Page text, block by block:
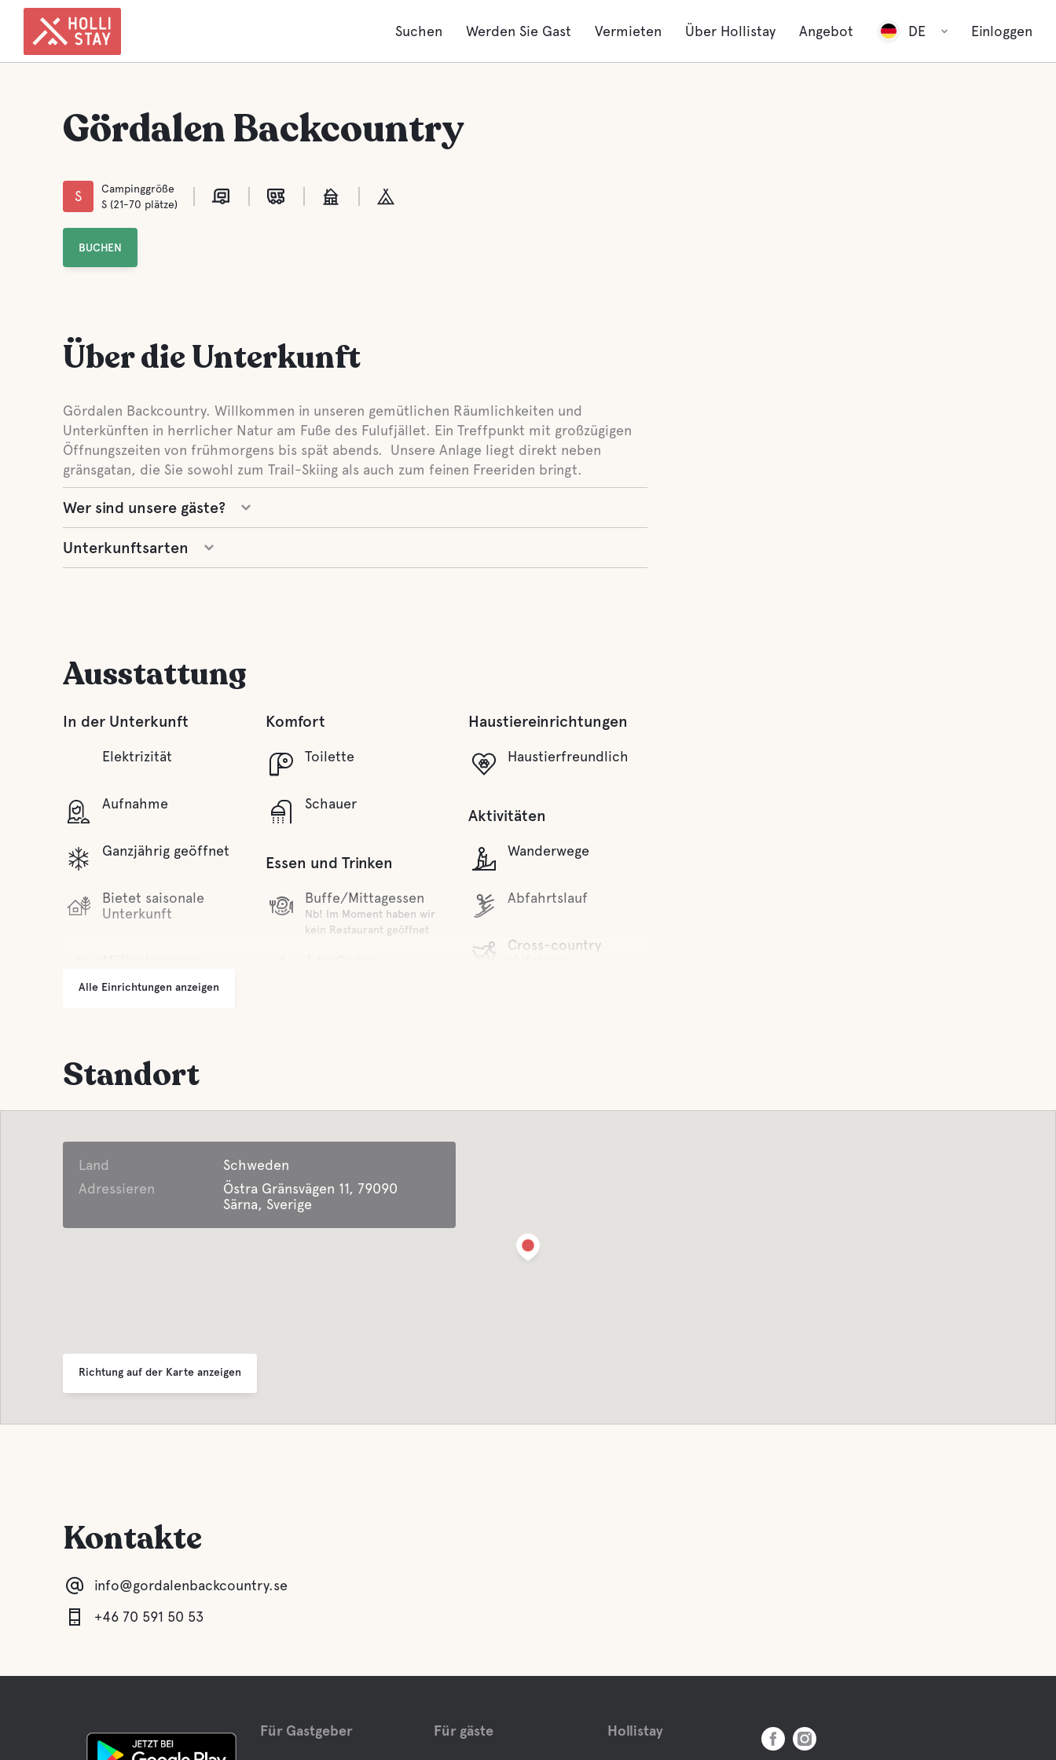
Suchen Werden Sie Gast Vermieten Über Hollistay Angebot DE Einloggen
Gördalen Backcountry
S
Campinggröße
S (21-70 plätze)
BUCHEN
Über die Unterkunft
Gördalen Backcountry. Willkommen in unseren gemütlichen Räumlichkeiten und
Unterkünften in herrlicher Natur am Fuße des Fulufjället. Ein Treffpunkt mit großzügigen
Öffnungszeiten von frühmorgens bis spät abends. Unsere Anlage liegt direkt neben
gränsgatan, die Sie sowohl zum Trail-Skiing als auch zum feinen Freeriden bringt.
Wer sind unsere gäste?
Unterkunftsarten
Ausstattung
In der Unterkunft
Elektrizität
Aufnahme
Ganzjährig geöffnet
Bietet saisonale
Unterkunft
Komfort
Toilette
Schauer
Essen und Trinken
Buffe/Mittagessen
Nb! Im Moment haben wir
kein Restaurant geöffnet
Haustiereinrichtungen
Haustierfreundlich
Aktivitäten
Wanderwege
Abfahrtslauf
Cross-country
Alle Einrichtungen anzeigen
Standort
Land
Schweden
Adressieren
Östra Gränsvägen 11, 79090
Särna, Sverige
Richtung auf der Karte anzeigen
Kontakte
info@gordalenbackcountry.se
+46 70 591 50 53
Für Gastgeber Für gäste Hollistay